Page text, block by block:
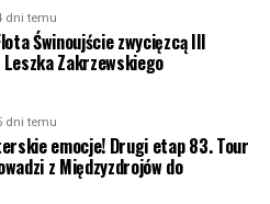
dni temu
Świnoujście zwycięzcą III
Leszka Zakrzewskiego
dni temu
emocje! Drugi etap 83. Tour
z Międzyzdrojów do